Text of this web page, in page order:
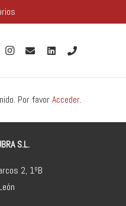
Por favorAcceder.
S.L.
2, 1ºB